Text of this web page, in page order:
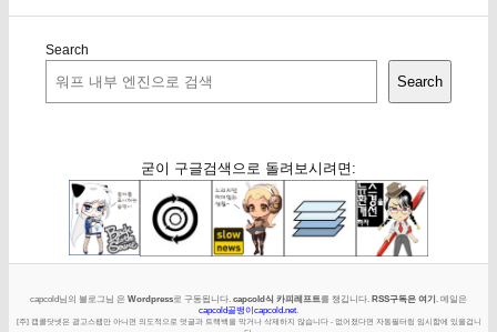
Search
Search
굳이 구글검색으로 돌려보시려면:
capcold님의 블로그님 은 Wordpress로 구동됩니다. capcold식 카피레프트를 챙깁니다. RSS구독은 여기. 메일은
capcold골뱅이capcold.net.
[주] 캡콜닷넷은 광고스팸만 아니면 의도적으로 덧글과 트랙백을 막거나 삭제하지 않습니다 - 없어졌다면 자동필터링 임시함에 있을겁니